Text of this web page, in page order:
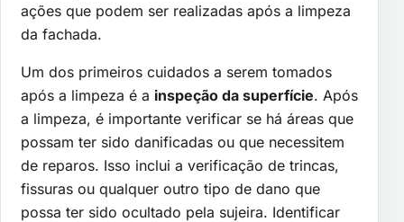
ações que podem ser realizadas após a limpeza
da fachada.
Um dos primeiros cuidados a serem tomados
após a limpeza é a inspeção da superfície. Após
a limpeza, é importante verificar se há áreas que
possam ter sido danificadas ou que necessitem
de reparos. Isso inclui a verificação de trincas,
fissuras ou qualquer outro tipo de dano que
possa ter sido ocultado pela sujeira. Identificar